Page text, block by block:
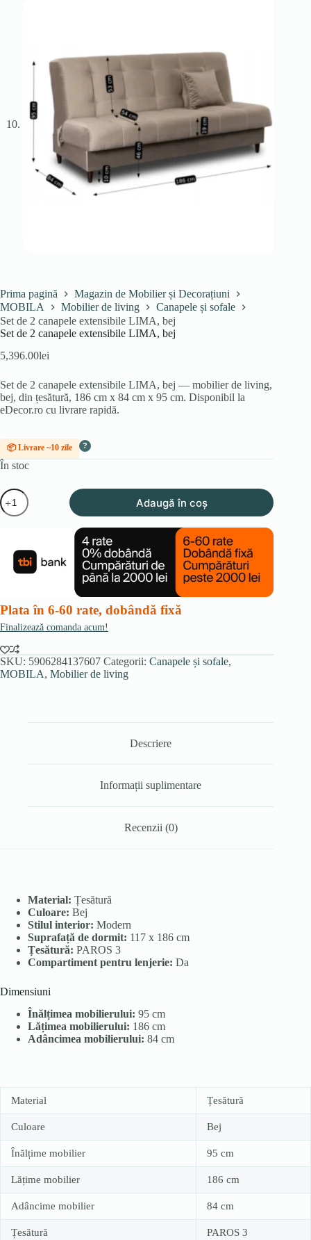
Prima pagină
Magazin de Mobilier și Decorațiuni
MOBILA
Mobilier de living
Canapele și sofale
Set de 2 canapele extensibile LIMA, bej
Set de 2 canapele extensibile LIMA, bej
5,396.00lei
Set de 2 canapele extensibile LIMA, bej — mobilier de living,
bej, din țesătură, 186 cm x 84 cm x 95 cm. Disponibil la
eDecor.ro cu livrare rapidă.
📦 Livrare ~10 zile ?
În stoc
Cantitate
Set
de
extensibile
LIMA,
Adaugă în coș
Plata în 6-60 rate, dobândă fixă
Finalizează comanda acum!
SKU: 5906284137607 Categorii: Canapele și sofale,
MOBILA, Mobilier de living
Descriere
Informații suplimentare
Recenzii (0)
Material: Țesătură
Culoare: Bej
Stilul interior: Modern
Suprafață de dormit: 117 x 186 cm
Țesătură: PAROS 3
Compartiment pentru lenjerie: Da
Dimensiuni
Înălțimea mobilierului: 95 cm
Lățimea mobilierului: 186 cm
Adâncimea mobilierului: 84 cm
Material Țesătură
Culoare Bej
Înălțime mobilier 95 cm
Lățime mobilier 186 cm
Adâncime mobilier 84 cm
Țesătură PAROS 3